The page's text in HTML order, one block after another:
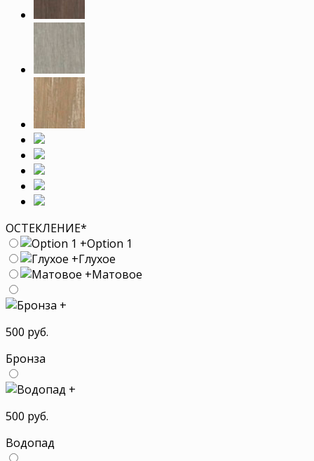
ОСТЕКЛЕНИЕ*
+Option 1
+Глухое
+Матовое
+
500 руб.
Бронза
+
500 руб.
Водопад